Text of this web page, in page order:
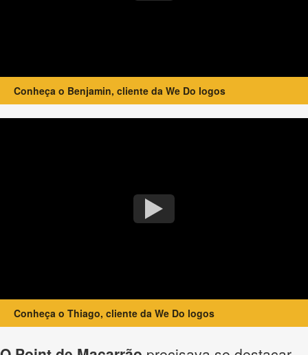
Conheça o Benjamin, cliente da We Do logos
Conheça o Thiago, cliente da We Do logos